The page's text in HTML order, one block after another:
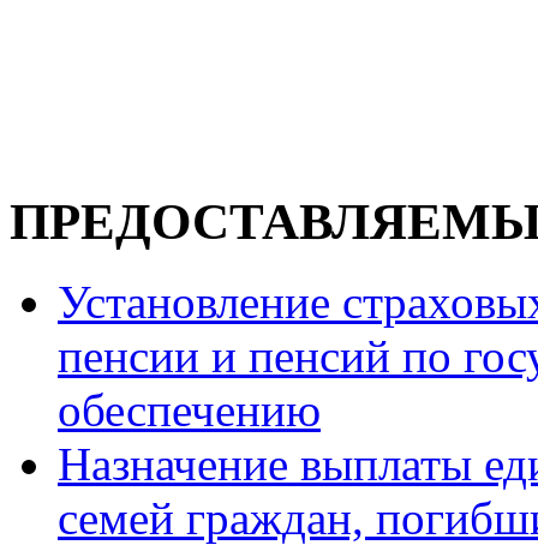
Установление
пенсии и пенсий по
обеспечению
Назначение выплаты
семей граждан,